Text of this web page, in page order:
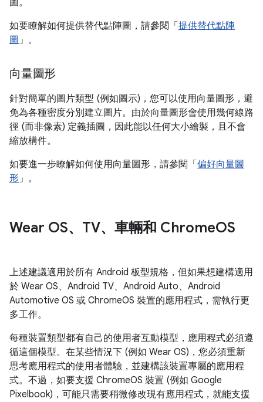
圖。
如要瞭解如何提供替代點陣圖，請參閱「 提供替代點陣
圖 」。
向量圖形
針對簡單的圖片類型 (例如圖示)，您可以使用向量圖形，避
免為各種密度分別建立圖片。由於向量圖形會使用幾何線路
徑 (而非像素) 定義插圖，因此能以任何大小繪製，且不會
縮放構件。
如要進一步瞭解如何使用向量圖形，請參閱「 偏好向量圖
形」。
Wear OS、TV、車輛和 ChromeOS
上述建議適用於所有 Android 板型規格，但如果想建構適用
於 Wear OS、Android TV、Android Auto、Android
Automotive OS 或 ChromeOS 裝置的應用程式，需執行更
多工作。
每種裝置類型都有自己的使用者互動模型，應用程式必須遵
循這個模型。在某些情況下 (例如 Wear OS)，您必須重新
思考應用程式的使用者體驗，並建構該裝置專屬的應用程
式。不過，如要支援 ChromeOS 裝置 (例如 Google
Pixelbook)，可能只需要稍微修改現有應用程式，就能支援